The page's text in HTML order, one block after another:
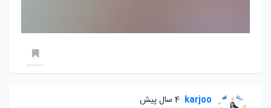
karjoo 4 سال پیش